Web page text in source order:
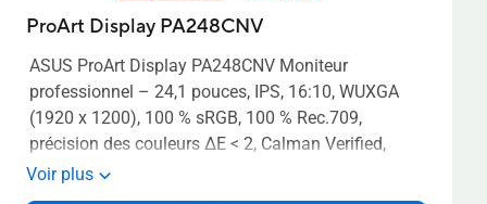
ProArt Display PA248CNV
ASUS ProArt Display PA248CNV Moniteur
professionnel – 24,1 pouces, IPS, 16:10, WUXGA
(1920 x 1200), 100 % sRGB, 100 % Rec.709,
précision des couleurs ΔE < 2, Calman Verified,
dock USB-C, RJ45, 75Hz, HDR-10, support
ergonomique
Voir plus